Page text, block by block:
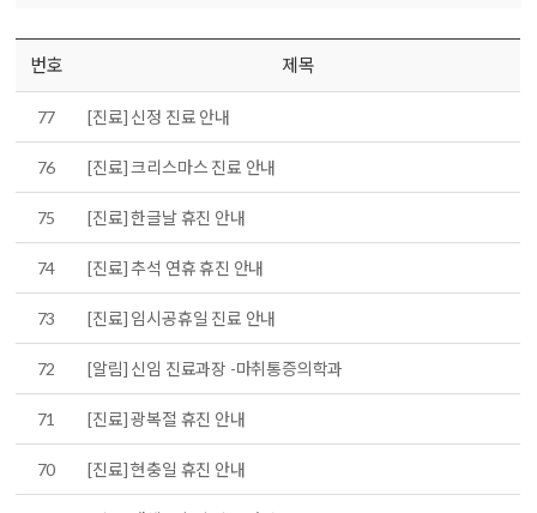
번호 제목
77 [진료] 신정 진료 안내
76 [진료] 크리스마스 진료 안내
75 [진료] 한글날 휴진 안내
74 [진료] 추석 연휴 휴진 안내
73 [진료] 임시공휴일 진료 안내
72 [알림] 신임 진료과장 -마취통증의학과
71 [진료] 광복절 휴진 안내
70 [진료] 현충일 휴진 안내